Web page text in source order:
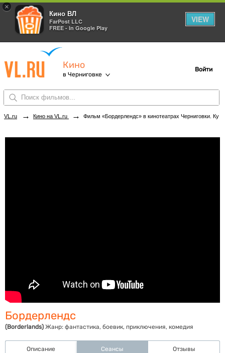
×
Кино ВЛ
FarPost LLC
FREE - In Google Play
VIEW
Кино
в Черниговке
Войти
VL.ru → Кино на VL.ru → Фильм «Бордерлендс» в кинотеатрах Черниговки. Купить билеты!
Бордерлендс
(Borderlands) Жанр: фантастика, боевик, приключения, комедия
Описание Сеансы Отзывы